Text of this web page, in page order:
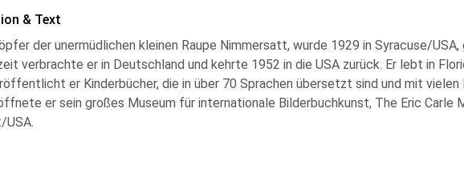
& Text
der unermüdlichen kleinen Raupe Nimmersatt, wurde 1929 in Syracuse/USA,
verbrachte er in Deutschland und kehrte 1952 in die USA zurück. Er lebt in
er Kinderbücher, die in über 70 Sprachen übersetzt sind und mit vielen
er sein großes Museum für internationale Bilderbuchkunst, The Eric Carle
USA.